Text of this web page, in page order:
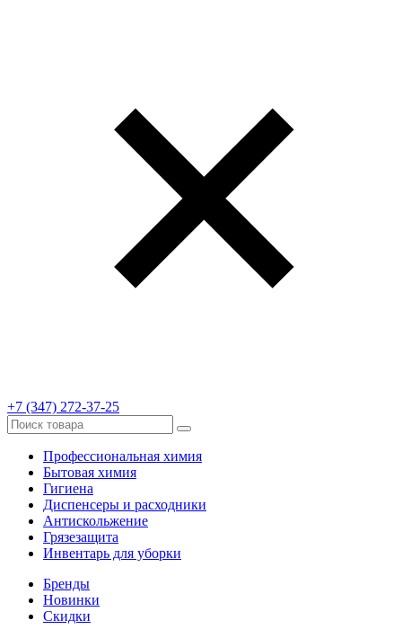
+7 (347) 272-37-25
Профессиональная химия
Бытовая химия
Гигиена
Диспенсеры и расходники
Антискольжение
Грязезащита
Инвентарь для уборки
Бренды
Новинки
Скидки